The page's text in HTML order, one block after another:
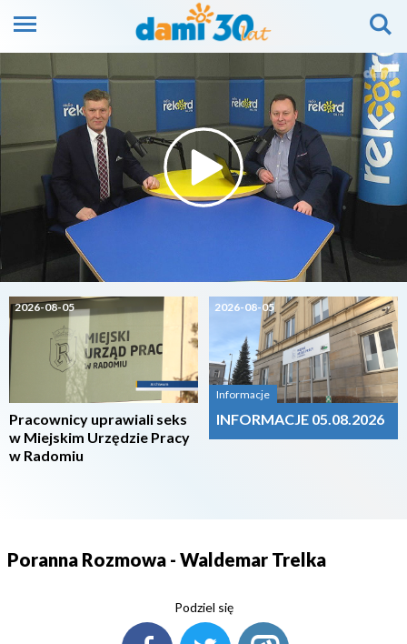
2026-08-05
Pracownicy uprawiali seks
w Miejskim Urzędzie Pracy
w Radomiu
2026-08-05
Informacje
INFORMACJE 05.08.2026
Poranna Rozmowa - Waldemar Trelka
Podziel się